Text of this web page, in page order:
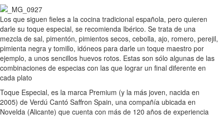
Los que siguen fieles a la cocina tradicional española, pero quieren
darle su toque especial, se recomienda Ibérico. Se trata de una
mezcla de sal, pimentón, pimientos secos, cebolla, ajo, romero, perejil,
pimienta negra y tomillo, idóneos para darle un toque maestro por
ejemplo, a unos sencillos huevos rotos. Estas son sólo algunas de las
combinaciones de especias con las que lograr un final diferente en
cada plato
Toque Especial, es la marca Premium (y la más joven, nacida en
2005) de Verdú Cantó Saffron Spain, una compañía ubicada en
Novelda (Alicante) que cuenta con más de 120 años de experiencia